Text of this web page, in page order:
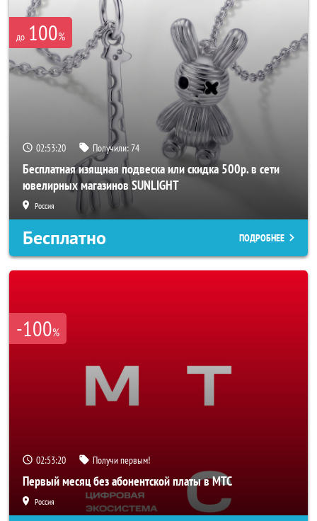
до 100%
02:53:18 Получили:74
Бесплатная изящная подвеска или скидка 500р. в сети
ювелирных магазинов SUNLIGHT
Россия
Бесплатно ПОДРОБНЕЕ
-100%
02:53:18 Получи первым!
Первый месяц без абонентской платы в МТС
Россия